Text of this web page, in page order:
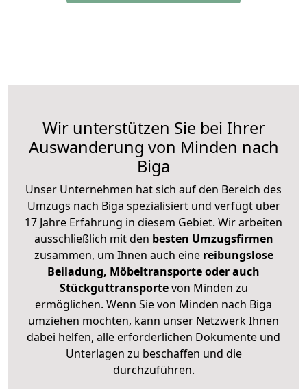
Wir unterstützen Sie bei Ihrer
Auswanderung von Minden nach
Biga
Unser Unternehmen hat sich auf den Bereich des
Umzugs nach Biga spezialisiert und verfügt über
17 Jahre Erfahrung in diesem Gebiet. Wir arbeiten
ausschließlich mit den besten Umzugsfirmen
zusammen, um Ihnen auch eine reibungslose
Beiladung, Möbeltransporte oder auch
Stückguttransportevon Minden zu
ermöglichen. Wenn Sie von Minden nach Biga
umziehen möchten, kann unser Netzwerk Ihnen
dabei helfen, alle erforderlichen Dokumente und
Unterlagen zu beschaffen und die
durchzuführen.